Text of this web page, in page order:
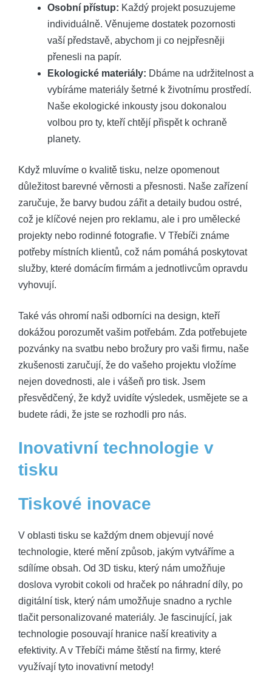
Osobní přístup: Každý projekt posuzujeme
individuálně. Věnujeme dostatek pozornosti
vaší představě, abychom ji co nejpřesněji
přenesli na papír.
Ekologické materiály: Dbáme na udržitelnost a
vybíráme materiály šetrné k životnímu prostředí.
Naše ekologické inkousty jsou dokonalou
volbou pro ty, kteří chtějí přispět k ochraně
planety.
Když mluvíme o kvalitě tisku, nelze opomenout
důležitost barevné věrnosti a přesnosti. Naše zařízení
zaručuje, že barvy budou zářit a detaily budou ostré,
což je klíčové nejen pro reklamu, ale i pro umělecké
projekty nebo rodinné fotografie. V Třebíči známe
potřeby místních klientů, což nám pomáhá poskytovat
služby, které domácím firmám a jednotlivcům opravdu
vyhovují.
Také vás ohromí naši odborníci na design, kteří
dokážou porozumět vašim potřebám. Zda potřebujete
pozvánky na svatbu nebo brožury pro vaši firmu, naše
zkušenosti zaručují, že do vašeho projektu vložíme
nejen dovednosti, ale i vášeň pro tisk. Jsem
přesvědčený, že když uvidíte výsledek, usmějete se a
budete rádi, že jste se rozhodli pro nás.
Inovativní technologie v
tisku
Tiskové inovace
V oblasti tisku se každým dnem objevují nové
technologie, které mění způsob, jakým vytváříme a
sdílíme obsah. Od 3D tisku, který nám umožňuje
doslova vyrobit cokoli od hraček po náhradní díly, po
digitální tisk, který nám umožňuje snadno a rychle
tlačit personalizované materiály. Je fascinující, jak
technologie posouvají hranice naší kreativity a
efektivity. A v Třebíči máme štěstí na firmy, které
využívají tyto inovativní metody!